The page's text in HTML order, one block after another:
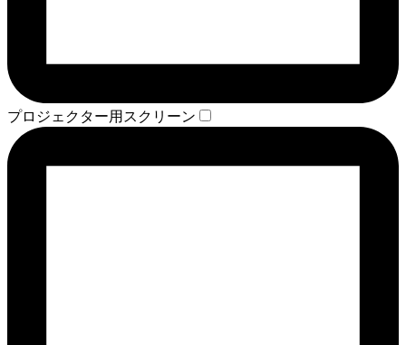
プロジェクター用スクリーン